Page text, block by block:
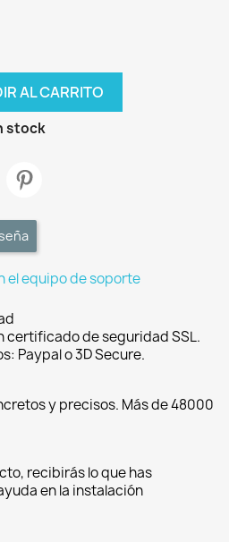
AL CARRITO
stock
el equipo de soporte
certificado de seguridad SSL.
Paypal o 3D Secure.
y precisos. Más de 48000
recibirás lo que has
en la instalación